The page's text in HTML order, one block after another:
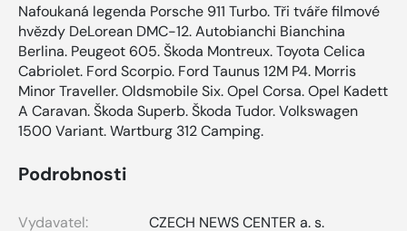
Nafoukaná legenda Porsche 911 Turbo. Tři tváře filmové
hvězdy DeLorean DMC-12. Autobianchi Bianchina
Berlina. Peugeot 605. Škoda Montreux. Toyota Celica
Cabriolet. Ford Scorpio. Ford Taunus 12M P4. Morris
Minor Traveller. Oldsmobile Six. Opel Corsa. Opel Kadett
A Caravan. Škoda Superb. Škoda Tudor. Volkswagen
1500 Variant. Wartburg 312 Camping.
Podrobnosti
Vydavatel:
CZECH NEWS CENTER a. s.